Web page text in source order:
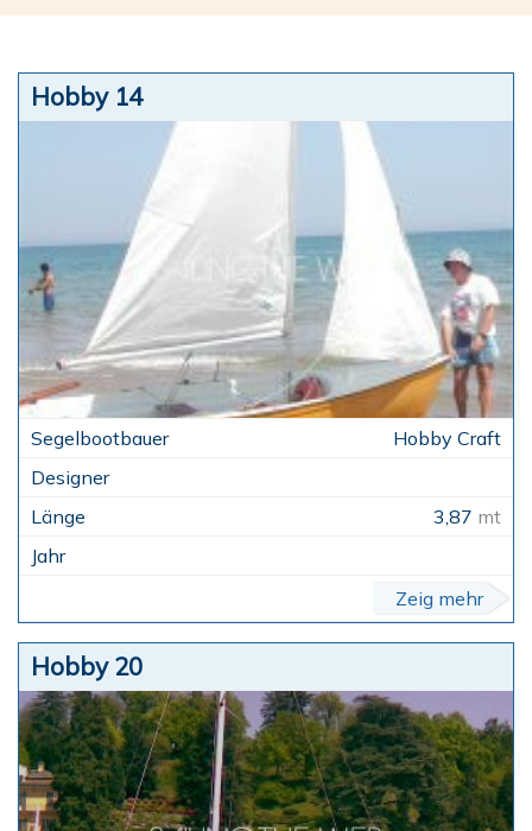
Hobby 14
Hobby Craft
3,87 mt
Zeig mehr
Hobby 20